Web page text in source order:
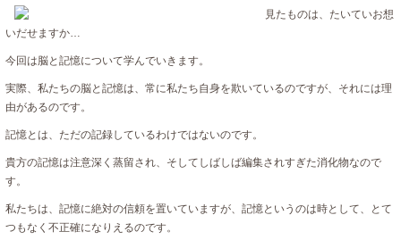
見たものは、たいていお想
いだせますか…
今回は脳と記憶について学んでいきます。
実際、私たちの脳と記憶は、常に私たち自身を欺いているのですが、それには理
由があるのです。
記憶とは、ただの記録しているわけではないのです。
貴方の記憶は注意深く蒸留され、そしてしばしば編集されすぎた消化物なので
す。
私たちは、記憶に絶対の信頼を置いていますが、記憶というのは時として、とて
つもなく不正確になりえるのです。